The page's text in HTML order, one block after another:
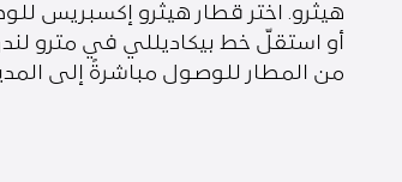
أو استقلّ خط بيكاديللي في مترو
من المطار للوصول مباشرةً إلى